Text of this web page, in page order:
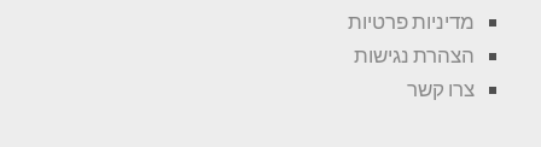
מדיניות פרטיות
הצהרת נגישות
צרו קשר